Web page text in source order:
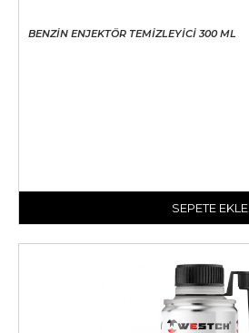
BENZİN ENJEKTÖR TEMİZLEYİCİ 300 ML
SEPETE EKLE